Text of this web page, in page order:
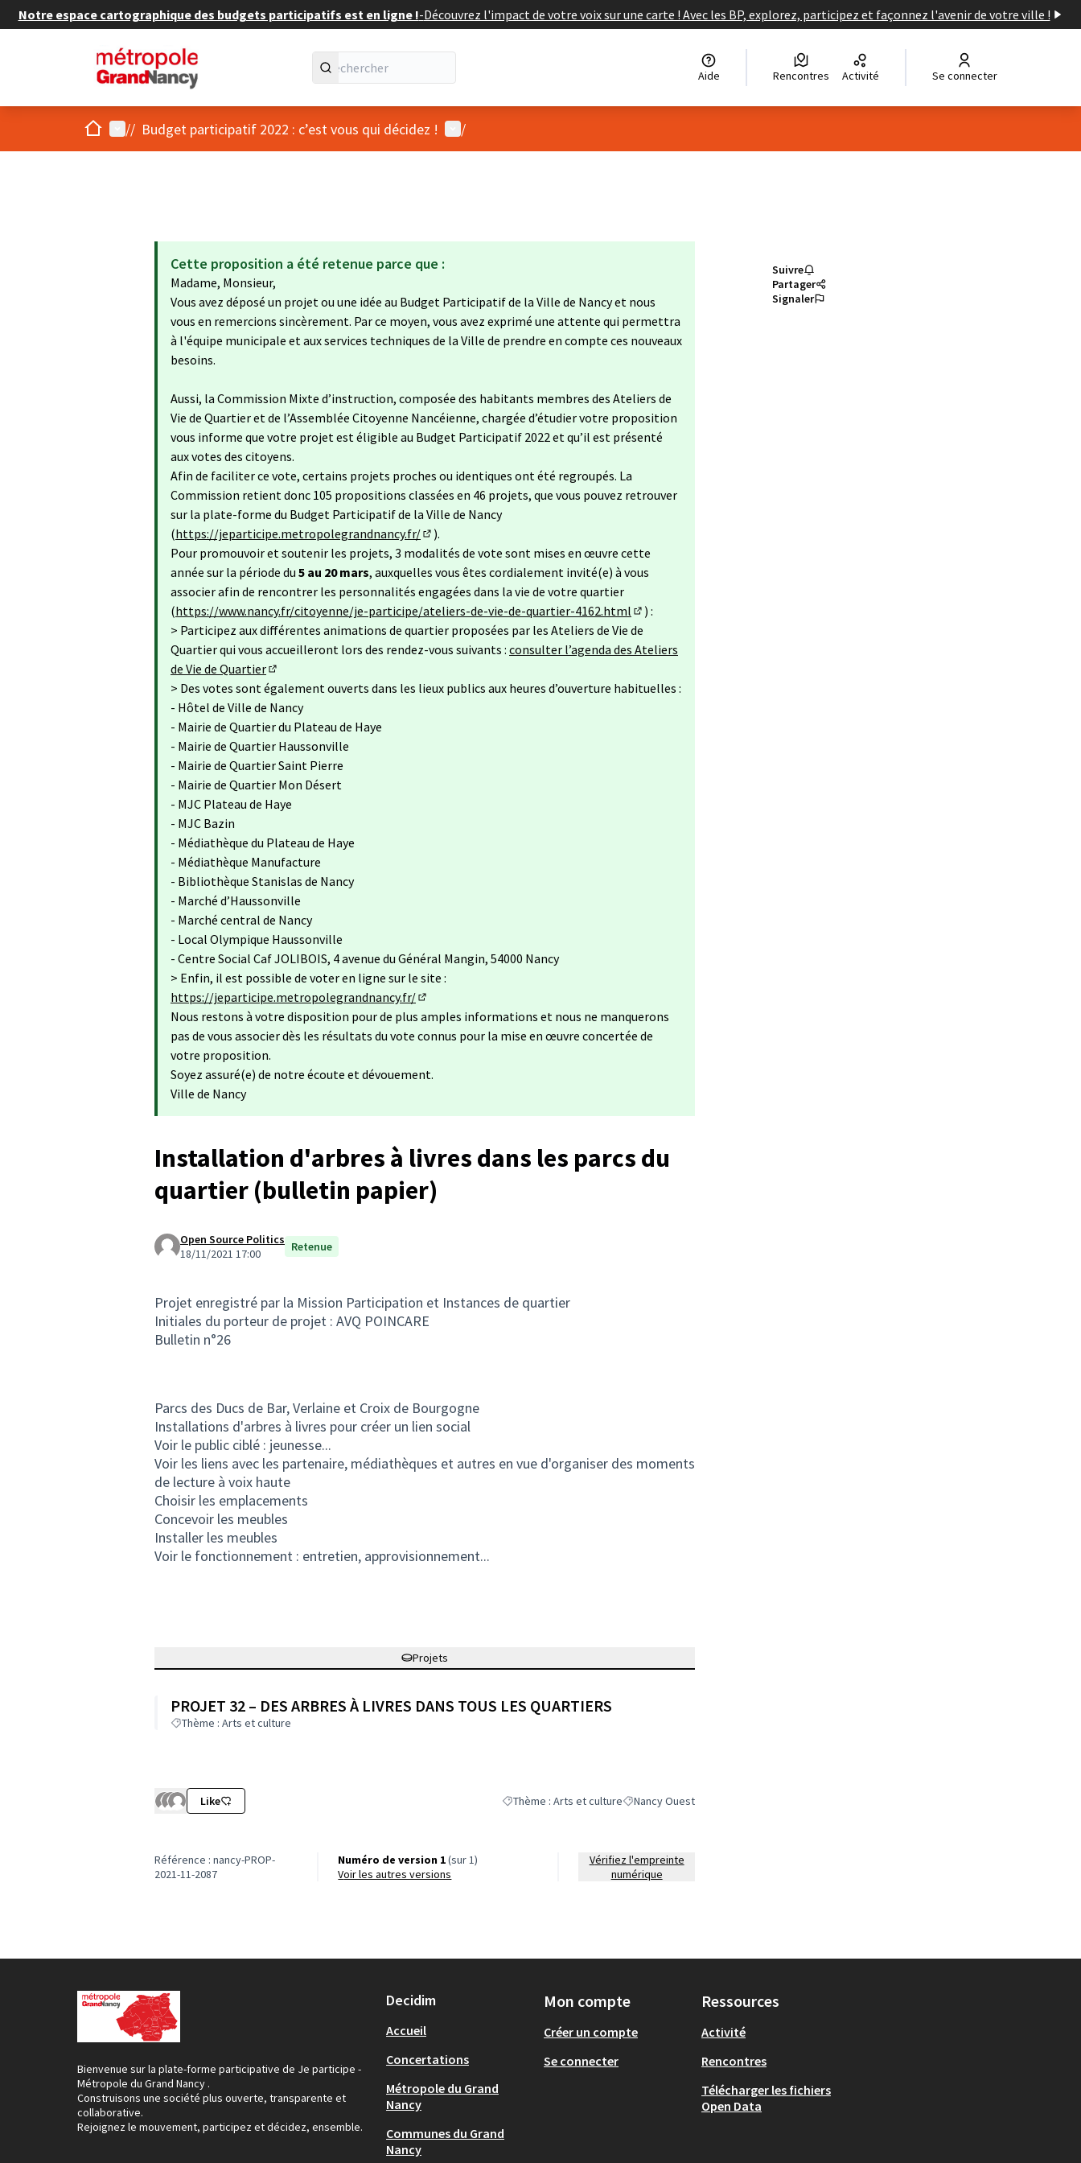
Notre espace cartographique des budgets participatifs est en ligne !-Découvrez l'impact de votre voix sur une carte ! Avec les BP, explorez, participez et façonnez l'avenir de votre ville !
Aide Rencontres Activité Se connecter
AccueilMenu principal
// Budget participatif 2022 : c’est vous qui décidez ! Menu utilisateur
/
Cette proposition a été retenue parce que :
Madame, Monsieur,
Vous avez déposé un projet ou une idée au Budget Participatif de la Ville de Nancy et nous
vous en remercions sincèrement. Par ce moyen, vous avez exprimé une attente qui permettra
à l'équipe municipale et aux services techniques de la Ville de prendre en compte ces nouveaux
besoins.
Aussi, la Commission Mixte d’instruction, composée des habitants membres des Ateliers de
Vie de Quartier et de l’Assemblée Citoyenne Nancéienne, chargée d’étudier votre proposition
vous informe que votre projet est éligible au Budget Participatif 2022 et qu’il est présenté
aux votes des citoyens.
Afin de faciliter ce vote, certains projets proches ou identiques ont été regroupés. La
Commission retient donc 105 propositions classées en 46 projets, que vous pouvez retrouver
sur la plate-forme du Budget Participatif de la Ville de Nancy
(https://jeparticipe.metropolegrandnancy.fr/
(S'ouvre dans un nouvel onglet)
).
Pour promouvoir et soutenir les projets, 3 modalités de vote sont mises en œuvre cette
année sur la période du 5 au 20 mars, auxquelles vous êtes cordialement invité(e) à vous
associer afin de rencontrer les personnalités engagées dans la vie de votre quartier
(https://www.nancy.fr/citoyenne/je-participe/ateliers-de-vie-de-quartier-4162.html
(Lien externe)
) :
> Participez aux différentes animations de quartier proposées par les Ateliers de Vie de
Quartier qui vous accueilleront lors des rendez-vous suivants : consulter l’agenda des Ateliers
de Vie de Quartier
(Lien externe)
> Des votes sont également ouverts dans les lieux publics aux heures d’ouverture habituelles :
- Hôtel de Ville de Nancy
- Mairie de Quartier du Plateau de Haye
- Mairie de Quartier Haussonville
- Mairie de Quartier Saint Pierre
- Mairie de Quartier Mon Désert
- MJC Plateau de Haye
- MJC Bazin
- Médiathèque du Plateau de Haye
- Médiathèque Manufacture
- Bibliothèque Stanislas de Nancy
- Marché d’Haussonville
- Marché central de Nancy
- Local Olympique Haussonville
- Centre Social Caf JOLIBOIS, 4 avenue du Général Mangin, 54000 Nancy
> Enfin, il est possible de voter en ligne sur le site :
https://jeparticipe.metropolegrandnancy.fr/
(S'ouvre dans un nouvel onglet)
Nous restons à votre disposition pour de plus amples informations et nous ne manquerons
pas de vous associer dès les résultats du vote connus pour la mise en œuvre concertée de
votre proposition.
Soyez assuré(e) de notre écoute et dévouement.
Ville de Nancy
Installation d'arbres à livres dans les parcs du
quartier (bulletin papier)
Open Source Politics
18/11/2021 17:00
Retenue
Projet enregistré par la Mission Participation et Instances de quartier
Initiales du porteur de projet : AVQ POINCARE
Bulletin n°26
Parcs des Ducs de Bar, Verlaine et Croix de Bourgogne
Installations d'arbres à livres pour créer un lien social
Voir le public ciblé : jeunesse...
Voir les liens avec les partenaire, médiathèques et autres en vue d'organiser des moments
de lecture à voix haute
Choisir les emplacements
Concevoir les meubles
Installer les meubles
Voir le fonctionnement : entretien, approvisionnement...
Projets
PROJET 32 – DES ARBRES À LIVRES DANS TOUS LES QUARTIERS
Thème : Arts et culture
Like Filtrer les résultats de la catégorie : Thème : Arts et culture
Thème : Arts et cultureFiltrer les résultats pour le secteur : Nancy Ouest
Nancy Ouest
Suivre
Partager
Signaler
Référence : nancy-PROP-
2021-11-2087
Numéro de version 1(sur 1)
voir les autres versions
Vérifiez l'empreinte
numérique
Bienvenue sur la plate-forme participative de Je participe -
Métropole du Grand Nancy .
Construisons une société plus ouverte, transparente et
collaborative.
Rejoignez le mouvement, participez et décidez, ensemble.
Decidim
Accueil
Concertations
Métropole du Grand
Nancy
Communes du Grand
Nancy
Mon compte
Créer un compte
Se connecter
Ressources
Activité
Rencontres
Télécharger les fichiers
Open Data